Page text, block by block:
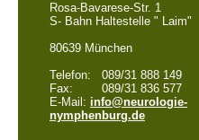
Rosa-Bavarese-Str. 1
S- Bahn Haltestelle " Laim"
80639 München
Telefon: 089/31 888 149
Fax: 089/31 836 577
E-Mail: info@neurologie-
nymphenburg.de